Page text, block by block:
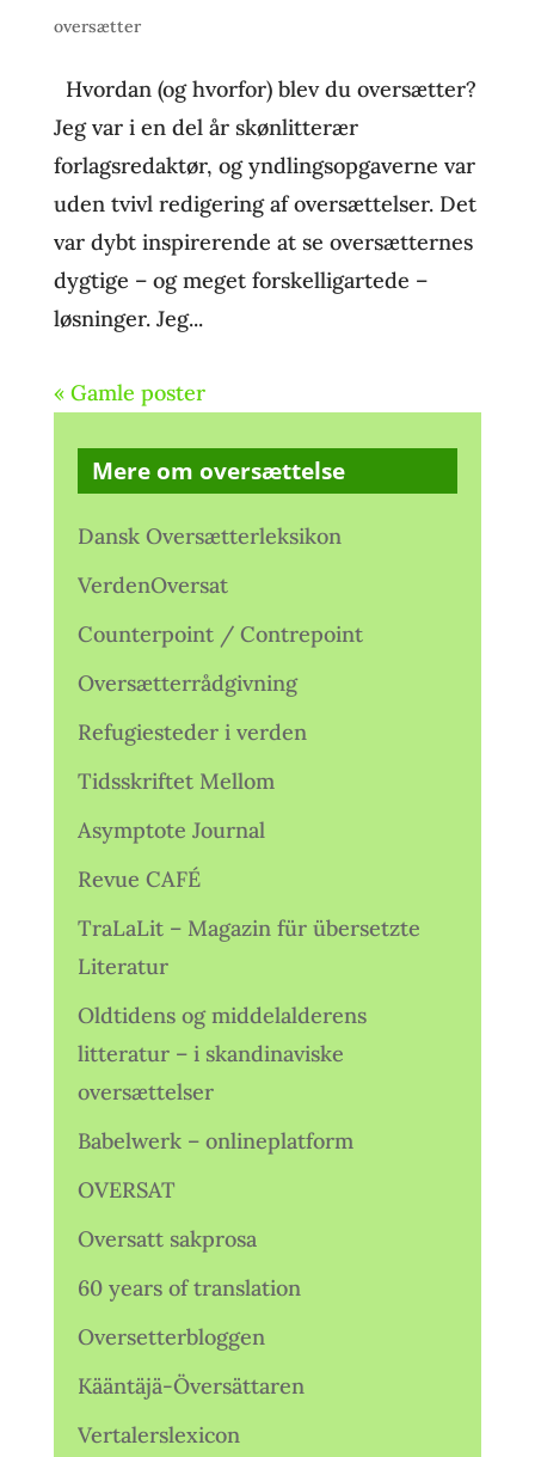
oversætter
Hvordan (og hvorfor) blev du oversætter?
Jeg var i en del år skønlitterær
forlagsredaktør, og yndlingsopgaverne var
uden tvivl redigering af oversættelser. Det
var dybt inspirerende at se oversætternes
dygtige – og meget forskelligartede –
løsninger. Jeg...
« Gamle poster
Mere om oversættelse
Dansk Oversætterleksikon
VerdenOversat
Counterpoint / Contrepoint
Oversætterrådgivning
Refugiesteder i verden
Tidsskriftet Mellom
Asymptote Journal
Revue CAFÉ
TraLaLit – Magazin für übersetzte
Literatur
Oldtidens og middelalderens
litteratur – i skandinaviske
oversættelser
Babelwerk – onlineplatform
OVERSAT
Oversatt sakprosa
60 years of translation
Oversetterbloggen
Kääntäjä-Översättaren
Vertalerslexicon